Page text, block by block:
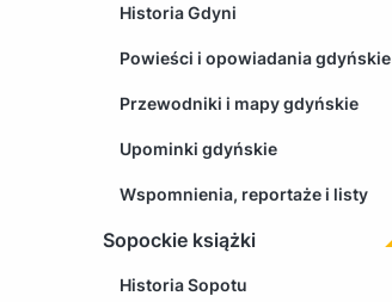
Historia Gdyni
Powieści i opowiadania gdyńskie
Przewodniki i mapy gdyńskie
Upominki gdyńskie
Wspomnienia, reportaże i listy
Sopockie książki
Historia Sopotu